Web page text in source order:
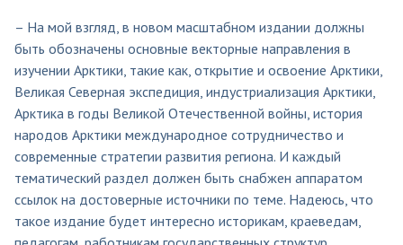
– На мой взгляд, в новом масштабном издании должны
быть обозначены основные векторные направления в
изучении Арктики, такие как, открытие и освоение Арктики,
Великая Северная экспедиция, индустриализация Арктики,
Арктика в годы Великой Отечественной войны, история
народов Арктики международное сотрудничество и
современные стратегии развития региона. И каждый
тематический раздел должен быть снабжен аппаратом
ссылок на достоверные источники по теме. Надеюсь, что
такое издание будет интересно историкам, краеведам,